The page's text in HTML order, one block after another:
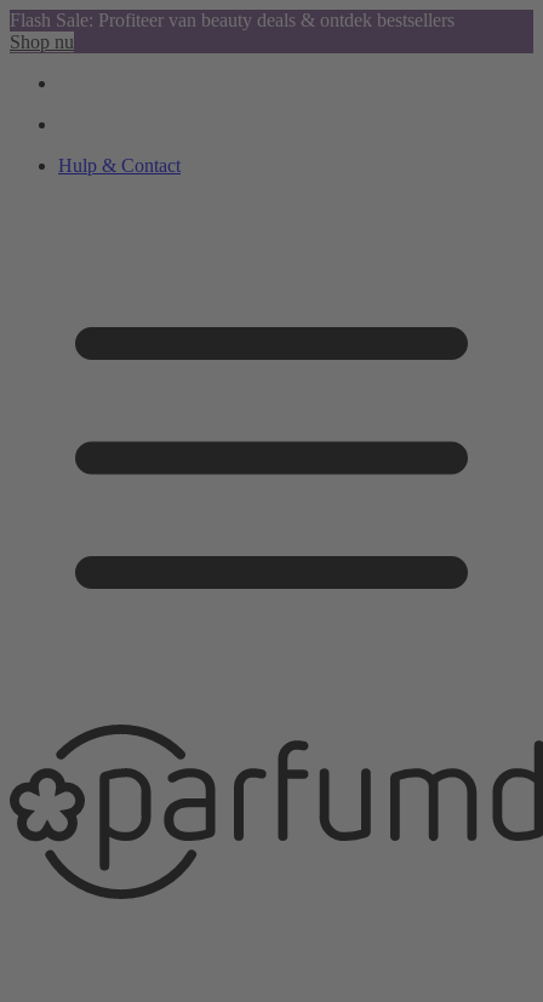
Flash Sale: Profiteer van beauty deals & ontdek bestsellers
Shop nu
Hulp & Contact